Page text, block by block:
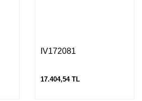
IV172081
17.404,54 TL